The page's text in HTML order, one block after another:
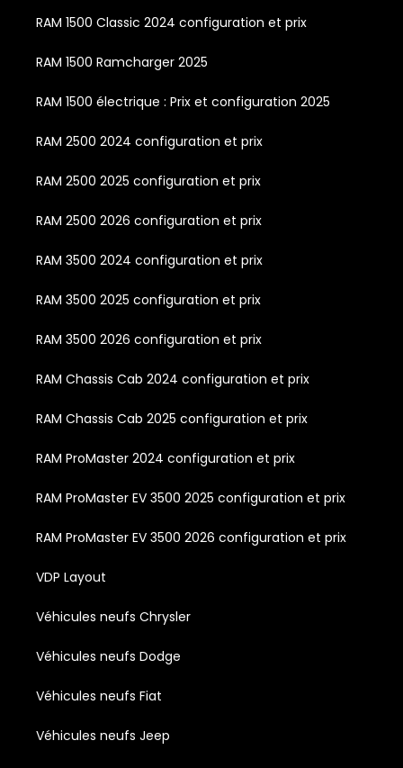
RAM 1500 Classic 2024 configuration et prix
RAM 1500 Ramcharger 2025
RAM 1500 électrique : Prix et configuration 2025
RAM 2500 2024 configuration et prix
RAM 2500 2025 configuration et prix
RAM 2500 2026 configuration et prix
RAM 3500 2024 configuration et prix
RAM 3500 2025 configuration et prix
RAM 3500 2026 configuration et prix
RAM Chassis Cab 2024 configuration et prix
RAM Chassis Cab 2025 configuration et prix
RAM ProMaster 2024 configuration et prix
RAM ProMaster EV 3500 2025 configuration et prix
RAM ProMaster EV 3500 2026 configuration et prix
VDP Layout
Véhicules neufs Chrysler
Véhicules neufs Dodge
Véhicules neufs Fiat
Véhicules neufs Jeep